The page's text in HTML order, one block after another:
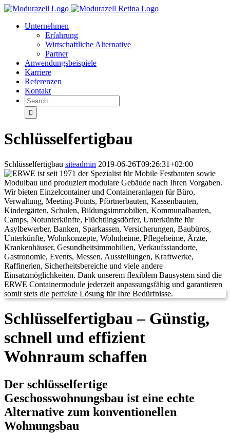
Unternehmen
Erfahrung
Wirtschaftliche Alternative
Partner
Anwendungsbeispiele
Karriere
Referenzen
Kontakt
Schlüsselfertigbau
Schlüsselfertigbau siteadmin 2019-06-26T09:26:31+02:00
Schlüsselfertigbau – Günstig,
schnell und effizient
Wohnraum schaffen
Der schlüsselfertige
Geschosswohnungsbau ist eine echte
Alternative zum konventionellen
Wohnungsbau